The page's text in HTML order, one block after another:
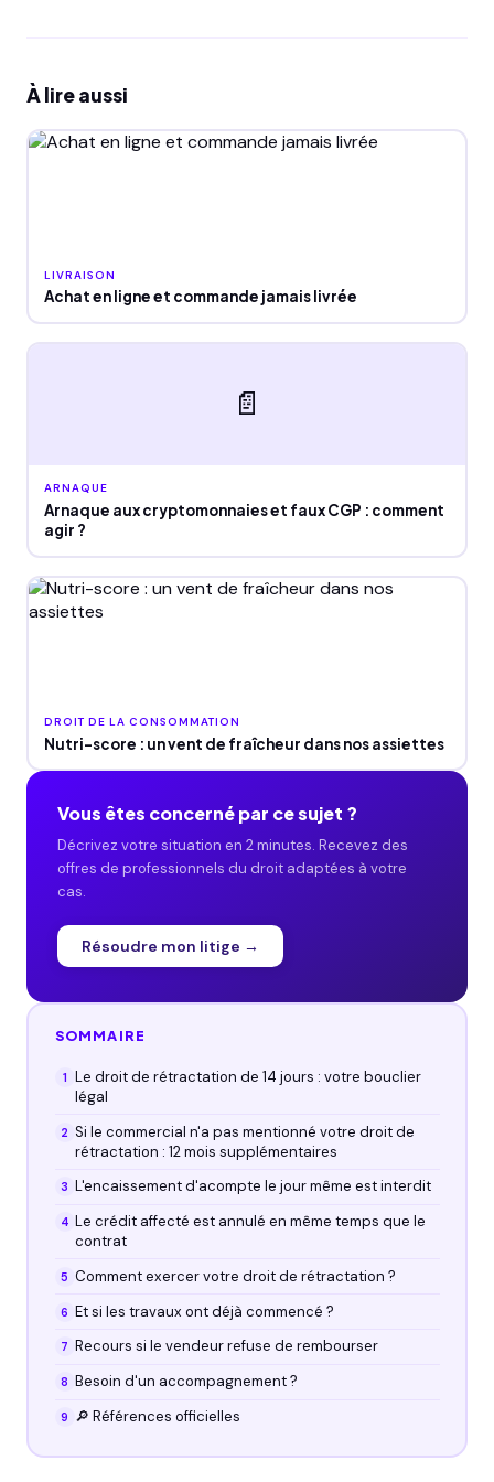
À lire aussi
LIVRAISON
Achat en ligne et commande jamais livrée
📄
ARNAQUE
Arnaque aux cryptomonnaies et faux CGP : comment
agir ?
DROIT DE LA CONSOMMATION
Nutri-score : un vent de fraîcheur dans nos assiettes
Vous êtes concerné par ce sujet ?
Décrivez votre situation en 2 minutes. Recevez des
offres de professionnels du droit adaptées à votre
cas.
Résoudre mon litige →
SOMMAIRE
Le droit de rétractation de 14 jours : votre bouclier
légal
Si le commercial n'a pas mentionné votre droit de
rétractation : 12 mois supplémentaires
L'encaissement d'acompte le jour même est interdit
Le crédit affecté est annulé en même temps que le
contrat
Comment exercer votre droit de rétractation ?
Et si les travaux ont déjà commencé ?
Recours si le vendeur refuse de rembourser
Besoin d'un accompagnement ?
🔎 Références officielles